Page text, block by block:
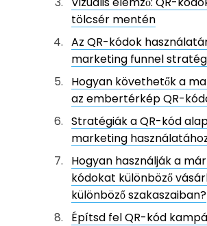
tölcsér mentén
Az QR-kódok
marketing funnel
Hogyan követhetők a
az embertérkép QR-
Stratégiák a QR-kód
marketing
Hogyan használják a
kódokat különböző
különböző szakaszaiban?
Építsd fel QR-kód